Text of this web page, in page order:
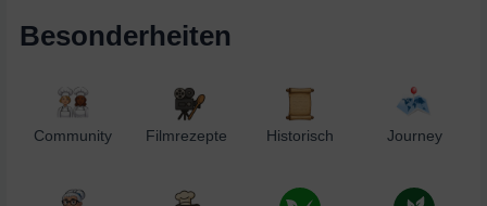
Besonderheiten
Community Filmrezepte Historisch Journey